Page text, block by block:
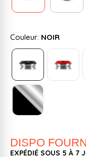
Couleur: NOIR
DISPO
EXPÉDIÉ SOUS 5 À 7